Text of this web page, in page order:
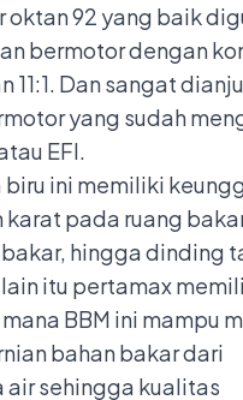
oktan 92 yang baik
bermotor dengan
11:1. Dan sangat
yang sudah
EFI.
biru ini memiliki
pada ruang
hingga dinding
itu pertamax
BBM ini mampu
bahan bakar dari
air sehingga kualitas